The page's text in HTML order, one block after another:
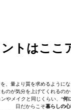
トはここ
、量より質を求めるように
のが気分を上げてくれるの
やメイクと同じくらい、“何
日だからこそ暮らしの